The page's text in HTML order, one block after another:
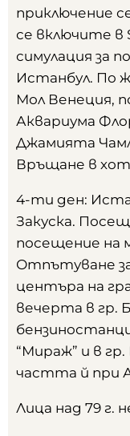
приключение
се включите в
симулация за
Истанбул. По
Мол Венеция,
Аквариума
Джамията
Връщане в
4-ти ден:
Закуска.
посещение на
Отпътуване
центъра на
вечерта в гр.
“Мираж” и в
частта й при
Лица над 79 г.